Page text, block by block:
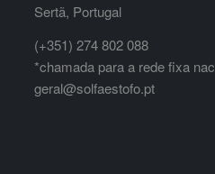
Sertã, Portugal
(+351) 274 802 088
*chamada para a rede fixa
geral@solfaestofo.pt